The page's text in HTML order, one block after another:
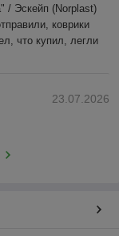
/ Эскейп (Norplast)
коврики
что купил, легли
23.07.2026